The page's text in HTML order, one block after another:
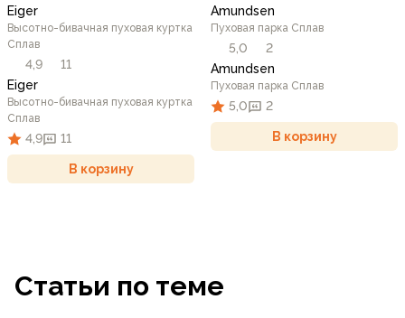
Eiger
Высотно-бивачная пуховая куртка
Сплав
4,9
11
Eiger
Высотно-бивачная пуховая куртка
Сплав
4,9 11
В корзину
Amundsen
Пуховая парка Сплав
5,0
2
Amundsen
Пуховая парка Сплав
5,0 2
В корзину
Статьи по теме